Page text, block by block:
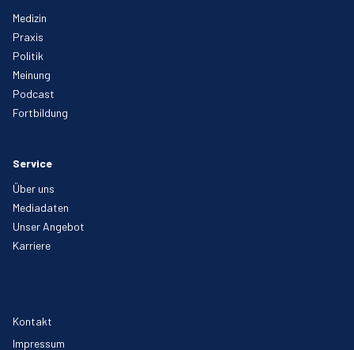
Medizin
Praxis
Politik
Meinung
Podcast
Fortbildung
Service
Über uns
Mediadaten
Unser Angebot
Karriere
Kontakt
Impressum